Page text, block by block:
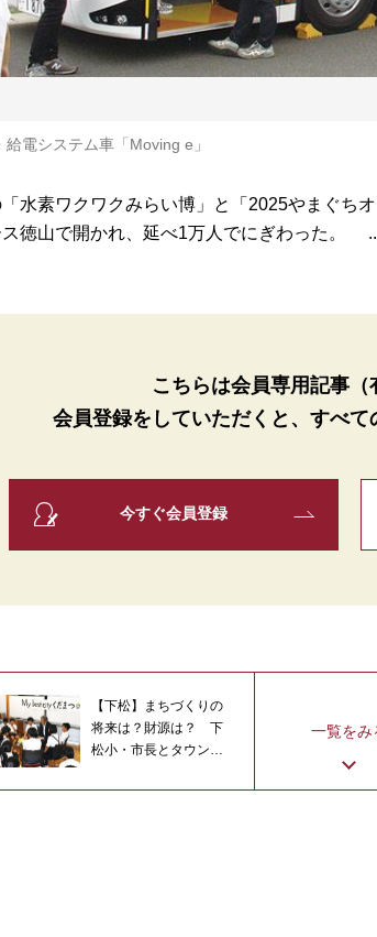
電システム車「Moving e」
水素ワクワクみらい博」と「2025やまぐち
ス徳山で開かれ、延べ1万人でにぎわった。
こちらは会員専用記事（
会員登録をしていただくと、 すべて
今すぐ会員登録
【下松】まちづくりの
将来は？財源は？ 下
松小・市長とタウンミ
一覧をみ